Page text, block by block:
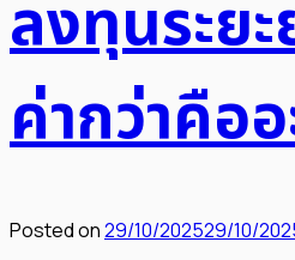
ลงทุนระย
ค่ากว่าคืออ
Posted on29/10/202529/10/